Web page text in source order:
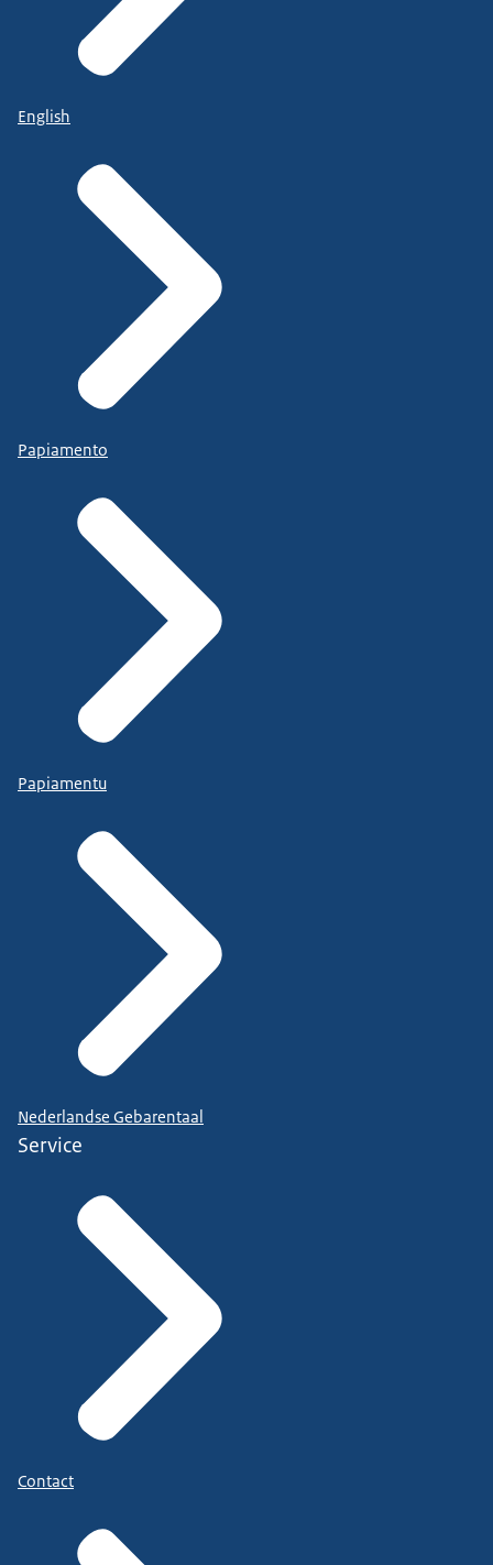
English
Papiamento
Papiamentu
Nederlandse Gebarentaal
Service
Contact